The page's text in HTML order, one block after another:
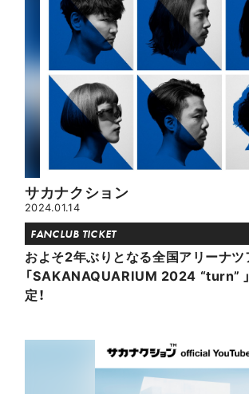
サカナクション
2024.01.14
FANCLUB TICKET
およそ2年ぶりとなる全国アリーナツ
「SAKANAQUARIUM 2024 “turn”
定！